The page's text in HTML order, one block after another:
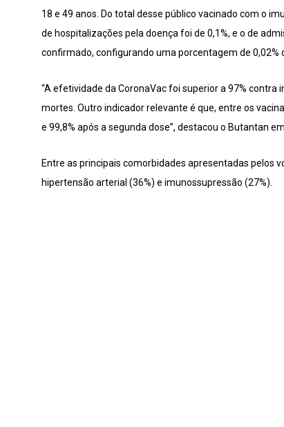
18 e 49 anos. Do total desse público vacinado com o
de hospitalizações pela doença foi de 0,1%, e o de
confirmado, configurando uma porcentagem de 0,02%
“A efetividade da CoronaVac foi superior a 97%
mortes. Outro indicador relevante é que, entre os
e 99,8% após a segunda dose”, destacou o Butantan
Entre as principais comorbidades apresentadas pelos
hipertensão arterial (36%) e imunossupressão (27%).